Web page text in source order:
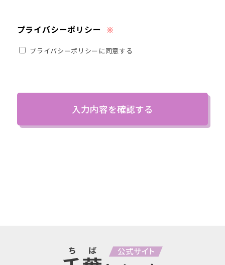
プライバシーポリシー ※
プライバシーポリシーに同意する